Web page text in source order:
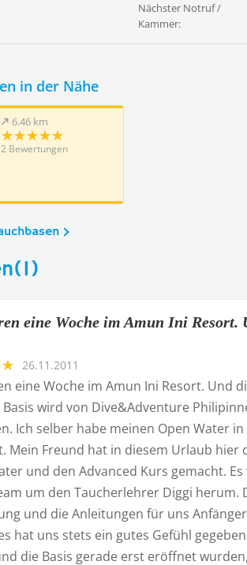
Nächster Notruf /
Kammer:
in der Nähe
6.46 km
2 Bewertungen
eine Woche im Amun Ini Resort.
26.11.2011
eine Woche im Amun Ini Resort. Und
wird von Dive&Adventure
Ich selber habe meinen Open Water in
Mein Freund hat in diesem Urlaub hier
und den Advanced Kurs gemacht. Es
um den Taucherlehrer Diggi herum.
und die Anleitungen für uns
hat uns stets ein gutes Gefühl
die Basis gerade erst eröffnet